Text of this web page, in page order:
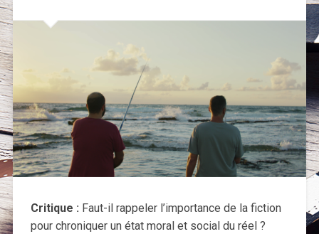
Critique : Faut-il rappeler l’importance de la fiction
pour chroniquer un état moral et social du réel ?